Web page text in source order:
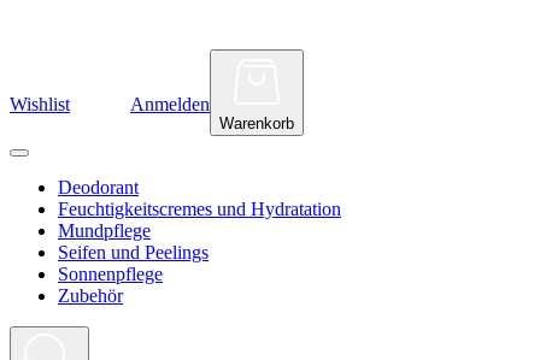
Wishlist Anmelden
Warenkorb
Deodorant
Feuchtigkeitscremes und Hydratation
Mundpflege
Seifen und Peelings
Sonnenpflege
Zubehör